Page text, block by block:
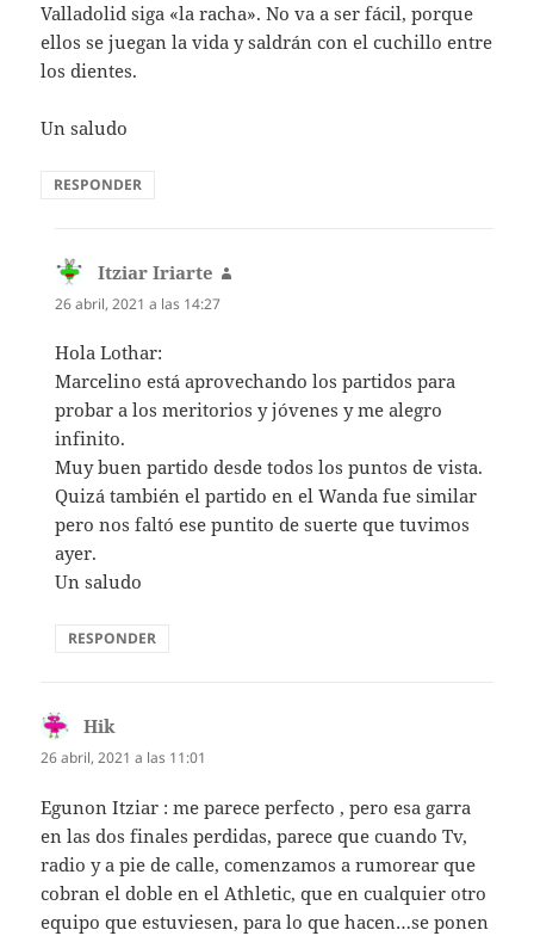
Valladolid siga «la racha». No va a ser fácil, porque
ellos se juegan la vida y saldrán con el cuchillo entre
los dientes.
Un saludo
RESPONDER
Itziar Iriarte
26 abril, 2021 a las 14:27
Hola Lothar:
Marcelino está aprovechando los partidos para
probar a los meritorios y jóvenes y me alegro
infinito.
Muy buen partido desde todos los puntos de vista.
Quizá también el partido en el Wanda fue similar
pero nos faltó ese puntito de suerte que tuvimos
ayer.
Un saludo
RESPONDER
Hik
26 abril, 2021 a las 11:01
Egunon Itziar : me parece perfecto , pero esa garra
en las dos finales perdidas, parece que cuando Tv,
radio y a pie de calle, comenzamos a rumorear que
cobran el doble en el Athletic, que en cualquier otro
equipo que estuviesen, para lo que hacen…se ponen